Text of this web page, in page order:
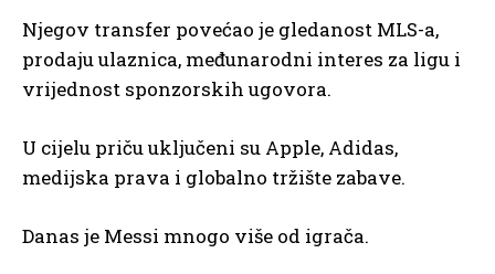
Njegov transfer povećao je gledanost MLS-a,
prodaju ulaznica, međunarodni interes za ligu i
vrijednost sponzorskih ugovora.
U cijelu priču uključeni su Apple, Adidas,
medijska prava i globalno tržište zabave.
Danas je Messi mnogo više od igrača.